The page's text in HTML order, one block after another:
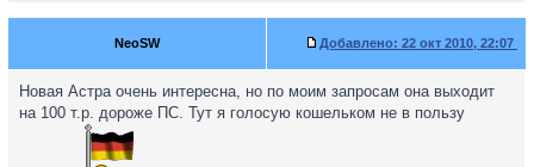
NeoSW Добавлено: 22 окт 2010, 22:07
Новая Астра очень интересна, но по моим запросам она выходит
на 100 т.р. дороже ПС. Тут я голосую кошельком не в пользу